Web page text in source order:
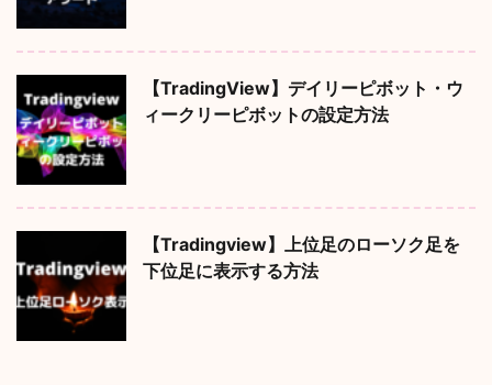
【TradingView】デイリーピボット・ウ
ィークリーピボットの設定方法
【Tradingview】上位足のローソク足を
下位足に表示する方法